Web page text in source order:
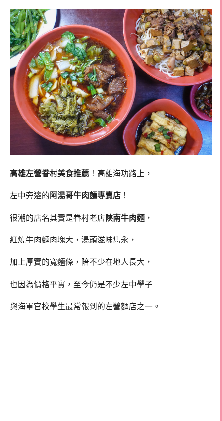
高雄左營眷村美食推薦 ！高雄海功路上，
左中旁邊的 阿湯哥牛肉麵專賣店 ！
很潮的店名其實是眷村老店 陝南牛肉麵 ，
紅燒牛肉麵肉塊大，湯頭滋味雋永，
加上厚實的寬麵條，陪不少在地人長大，
也因為價格平實，至今仍是不少左中學子
與海軍官校學生最常報到的左營麵店之一。